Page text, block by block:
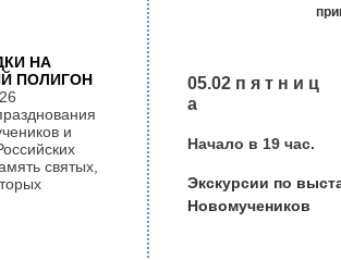
05.02 п я т н и ц
а
Начало в 19час.
Экскурсии по
Новомучеников
НА
ПОЛИГОН
и
святых,